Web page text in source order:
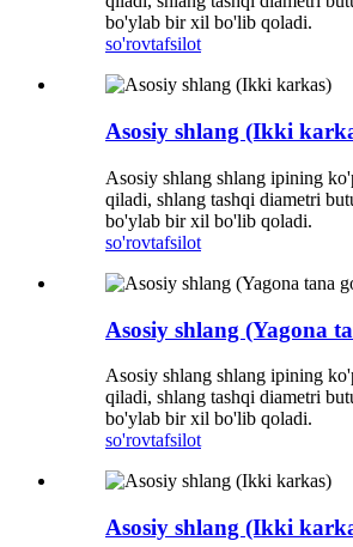
bo'ylab bir xil bo'lib qoladi.
so'rovtafsilot
Asosiy shlang (Ikki
Asosiy shlang shlang ipining
qiladi, shlang tashqi diametri
bo'ylab bir xil bo'lib qoladi.
so'rovtafsilot
Asosiy shlang (Yagona
Asosiy shlang shlang ipining
qiladi, shlang tashqi diametri
bo'ylab bir xil bo'lib qoladi.
so'rovtafsilot
Asosiy shlang (Ikki